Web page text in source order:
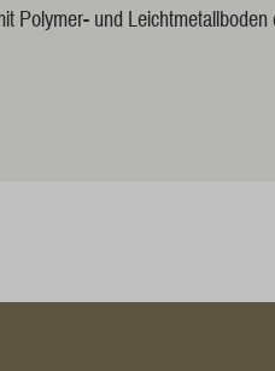
Polymer- und Leichtmetallboden